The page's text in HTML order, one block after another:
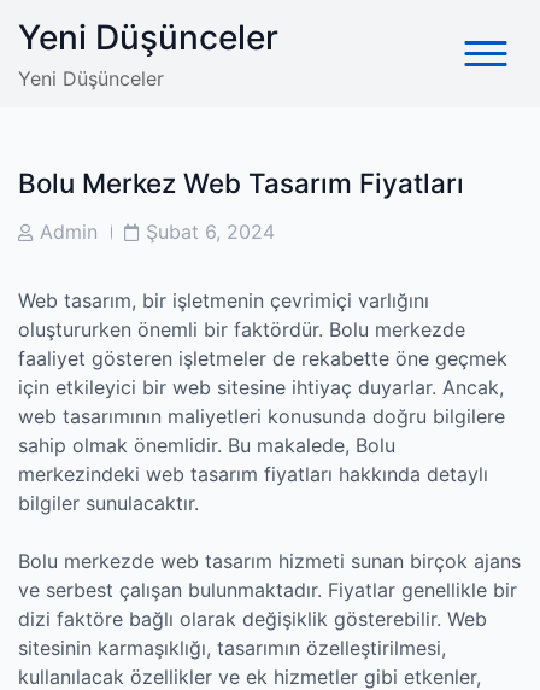
content
Yeni Düşünceler
Yeni Düşünceler
Bolu Merkez Web Tasarım Fiyatları
PostAdmin
PostŞubat 6, 2024
Web tasarım, bir işletmenin çevrimiçi varlığını
oluştururken önemli bir faktördür. Bolu merkezde
faaliyet gösteren işletmeler de rekabette öne geçmek
için etkileyici bir web sitesine ihtiyaç duyarlar. Ancak,
web tasarımının maliyetleri konusunda doğru bilgilere
sahip olmak önemlidir. Bu makalede, Bolu
merkezindeki web tasarım fiyatları hakkında detaylı
bilgiler sunulacaktır.
Bolu merkezde web tasarım hizmeti sunan birçok ajans
ve serbest çalışan bulunmaktadır. Fiyatlar genellikle bir
dizi faktöre bağlı olarak değişiklik gösterebilir. Web
sitesinin karmaşıklığı, tasarımın özelleştirilmesi,
kullanılacak özellikler ve ek hizmetler gibi etkenler,